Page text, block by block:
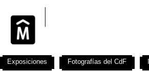
Exposiciones Fotografías del CdF